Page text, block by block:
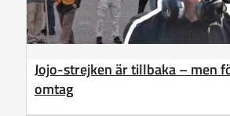
Jojo-strejken är tillbaka – men
omtag